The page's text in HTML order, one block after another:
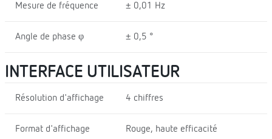
Mesure de fréquence ± 0,01 Hz
Angle de phase φ ± 0,5 °
INTERFACE UTILISATEUR
Résolution d'affichage 4 chiffres
Format d'affichage Rouge, haute efficacité